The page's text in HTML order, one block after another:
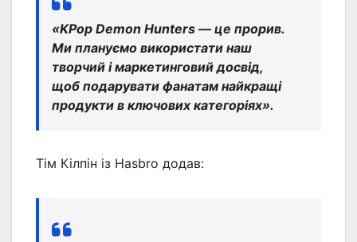
«KPop Demon Hunters — це прорив.
Ми плануємо використати наш
творчий і маркетинговий досвід,
щоб подарувати фанатам найкращі
продукти в ключових категоріях».
Тім Кілпін із Hasbro додав: